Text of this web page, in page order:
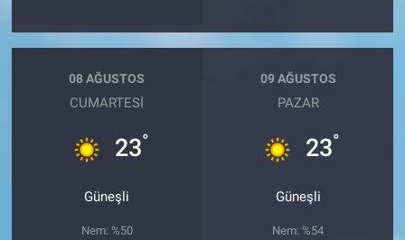
08 AĞUSTOS
CUMARTESI
23°
Güneşli
Nem: %50
09 AĞUSTOS
PAZAR
23°
Güneşli
Nem: %54